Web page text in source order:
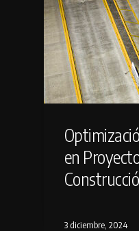
en
3 diciembre, 2024